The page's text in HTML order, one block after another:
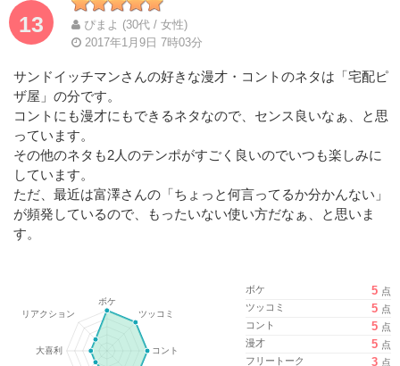
13
ぴまよ (30代 / 女性)
2017年1月9日 7時03分
サンドイッチマンさんの好きな漫才・コントのネタは「宅配ピ
ザ屋」の分です。
コントにも漫才にもできるネタなので、センス良いなぁ、と思
っています。
その他のネタも2人のテンポがすごく良いのでいつも楽しみに
しています。
ただ、最近は富澤さんの「ちょっと何言ってるか分かんない」
が頻発しているので、もったいない使い方だなぁ、と思いま
す。
ボケ 5 点
ツッコミ
5 点
コント
5 点
漫才
5 点
フリートーク
3 点